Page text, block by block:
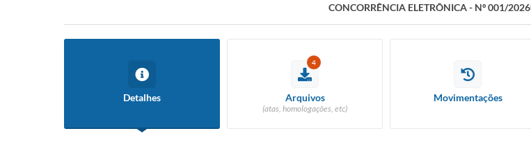
CONCORRÊNCIA ELETRÔNICA - Nº 001/2026
Detalhes
4
Arquivos
(atas, homologações, etc)
Movimentações